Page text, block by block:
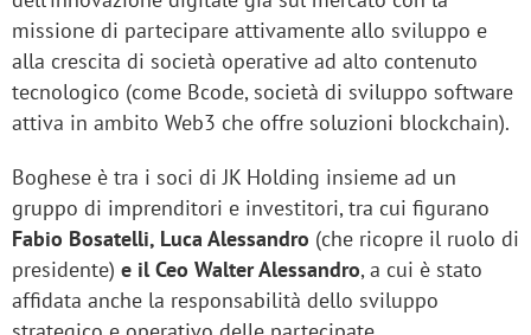
missione di partecipare attivamente allo sviluppo e
alla crescita di società operative ad alto contenuto
tecnologico (come Bcode, società di sviluppo software
attiva in ambito Web3 che offre soluzioni blockchain).
Boghese è tra i soci di JK Holding insieme ad un
gruppo di imprenditori e investitori, tra cui figurano
Fabio Bosatelli, Luca Alessandro (che ricopre il ruolo di
presidente) e il Ceo Walter Alessandro, a cui è stato
affidata anche la responsabilità dello sviluppo